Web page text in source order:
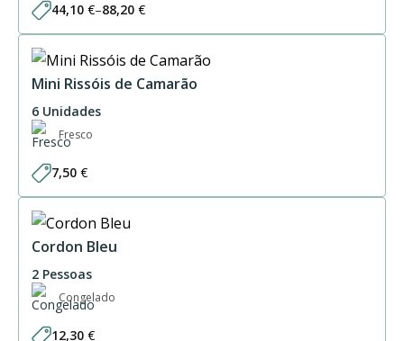
44,10 €–88,20 €
Price
range:
through
88,20 €
Mini Rissóis de Camarão
6 Unidades
Fresco
7,50 €
Cordon Bleu
2 Pessoas
Congelado
12,30 €